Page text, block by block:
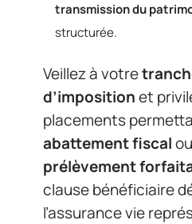
transmission du
structurée.
Veillez à votre
d’impositionet
placements
abattement fiscal
prélèvement
clause bénéficiaire
l’assurance vie